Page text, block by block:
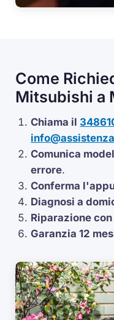
Come
Mitsubishi a
Chiama il
Comunica
errore.
Conferma
Diagnosi a
Riparazione
Garanzia 12